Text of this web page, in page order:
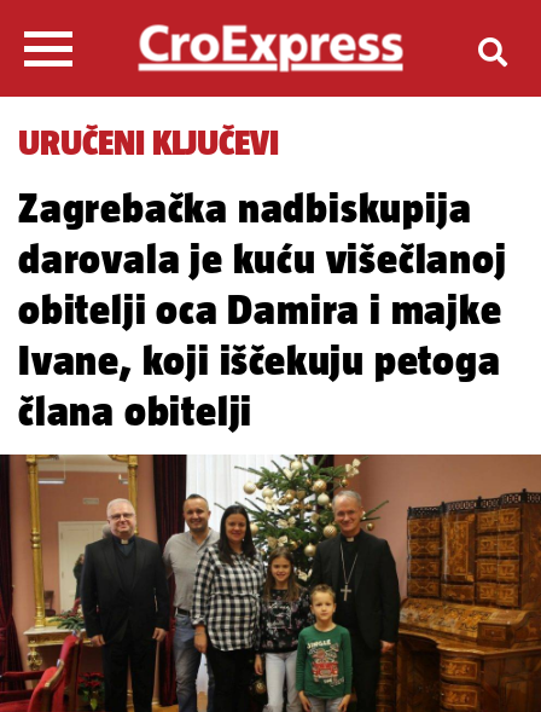
URUČENI KLJUČEVI
Zagrebačka nadbiskupija
darovala je kuću višečlanoj
obitelji oca Damira i majke
Ivane, koji iščekuju petoga
člana obitelji